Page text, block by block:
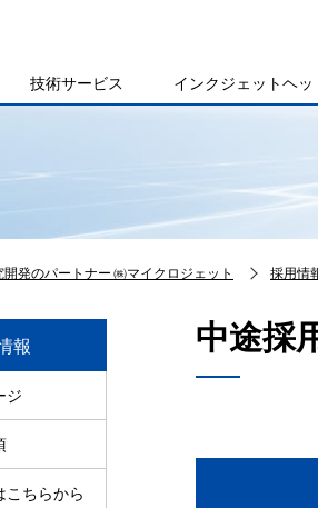
技術サービス インクジェットヘッ
発のパートナー ㈱マイクロジェット 採用情
中途採
報
ジ
こちらから